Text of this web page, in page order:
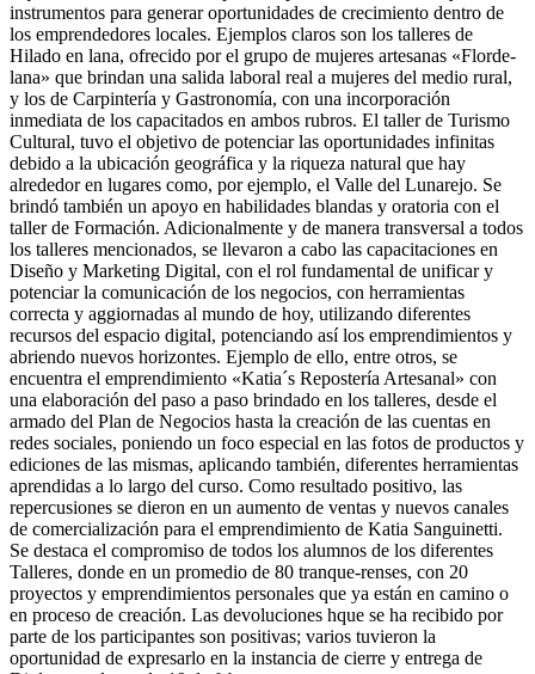
instrumentos para generar oportunidades de crecimiento dentro de
los emprendedores locales. Ejemplos claros son los talleres de
Hilado en lana, ofrecido por el grupo de mujeres artesanas «Florde-
lana» que brindan una salida laboral real a mujeres del medio rural,
y los de Carpintería y Gastronomía, con una incorporación
inmediata de los capacitados en ambos rubros. El taller de Turismo
Cultural, tuvo el objetivo de potenciar las oportunidades infinitas
debido a la ubicación geográfica y la riqueza natural que hay
alrededor en lugares como, por ejemplo, el Valle del Lunarejo. Se
brindó también un apoyo en habilidades blandas y oratoria con el
taller de Formación. Adicionalmente y de manera transversal a todos
los talleres mencionados, se llevaron a cabo las capacitaciones en
Diseño y Marketing Digital, con el rol fundamental de unificar y
potenciar la comunicación de los negocios, con herramientas
correcta y aggiornadas al mundo de hoy, utilizando diferentes
recursos del espacio digital, potenciando así los emprendimientos y
abriendo nuevos horizontes. Ejemplo de ello, entre otros, se
encuentra el emprendimiento «Katia´s Repostería Artesanal» con
una elaboración del paso a paso brindado en los talleres, desde el
armado del Plan de Negocios hasta la creación de las cuentas en
redes sociales, poniendo un foco especial en las fotos de productos y
ediciones de las mismas, aplicando también, diferentes herramientas
aprendidas a lo largo del curso. Como resultado positivo, las
repercusiones se dieron en un aumento de ventas y nuevos canales
de comercialización para el emprendimiento de Katia Sanguinetti.
Se destaca el compromiso de todos los alumnos de los diferentes
Talleres, donde en un promedio de 80 tranque-renses, con 20
proyectos y emprendimientos personales que ya están en camino o
en proceso de creación. Las devoluciones hque se ha recibido por
parte de los participantes son positivas; varios tuvieron la
oportunidad de expresarlo en la instancia de cierre y entrega de